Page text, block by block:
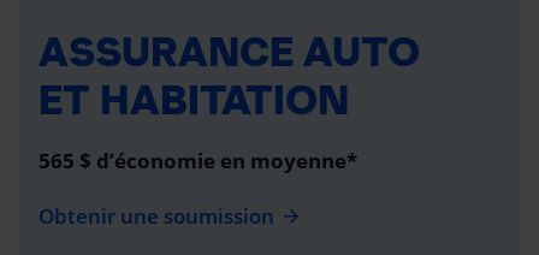
ASSURANCE AUTO
ET HABITATION
565 $ d’économie en moyenne*
Obtenir une soumission